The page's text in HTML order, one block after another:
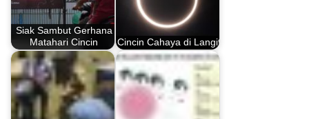
Siak Sambut Gerhana
Matahari Cincin
Cincin Cahaya di Langit